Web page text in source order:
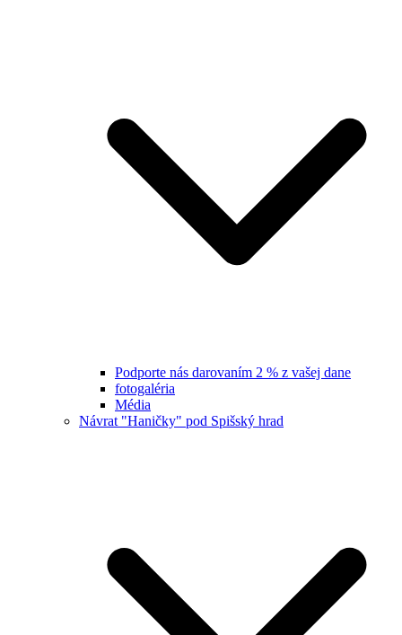
Podporte nás darovaním 2 % z vašej dane
fotogaléria
Média
Návrat "Haničky" pod Spišský hrad